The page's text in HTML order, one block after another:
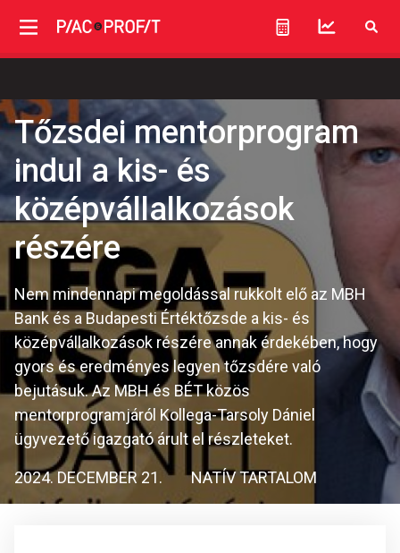
Tőzsdei mentorprogram
indul a kis- és
középvállalkozások
részére
Nem mindennapi megoldással rukkolt elő az MBH
Bank és a Budapesti Értéktőzsde a kis- és
középvállalkozások részére annak érdekében, hogy
gyors és eredményes legyen tőzsdére való
bejutásuk. Az MBH és BÉT közös
mentorprogramjáról Kollega-Tarsoly Dániel
ügyvezető igazgató árult el részleteket.
2024. DECEMBER 21. NATÍV TARTALOM